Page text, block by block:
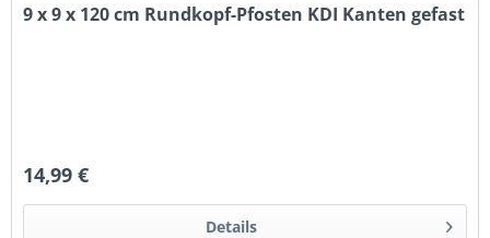
9 x 9 x 120 cm Rundkopf-Pfosten KDI Kanten gefast
14,99 €
Details